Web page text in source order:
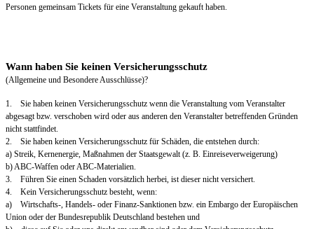
Personen gemeinsam Tickets für eine Veranstaltung gekauft haben.
Wann haben Sie keinen Versicherungsschutz
(Allgemeine und Besondere Ausschlüsse)?
1. Sie haben keinen Versicherungsschutz wenn die Veranstaltung vom Veranstalter
abgesagt bzw. verschoben wird oder aus anderen den Veranstalter betreffenden Gründen
nicht stattfindet.
2. Sie haben keinen Versicherungsschutz für Schäden, die entstehen durch:
a) Streik, Kernenergie, Maßnahmen der Staatsgewalt (z. B. Einreiseverweigerung)
b) ABC-Waffen oder ABC-Materialien.
3. Führen Sie einen Schaden vorsätzlich herbei, ist dieser nicht versichert.
4. Kein Versicherungsschutz besteht, wenn:
a) Wirtschafts-, Handels- oder Finanz-Sanktionen bzw. ein Embargo der Europäischen
Union oder der Bundesrepublik Deutschland bestehen und